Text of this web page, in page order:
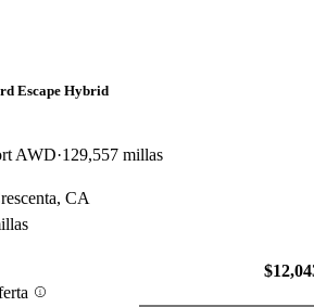
Escape Hybrid
AWD 129,557 millas
CA